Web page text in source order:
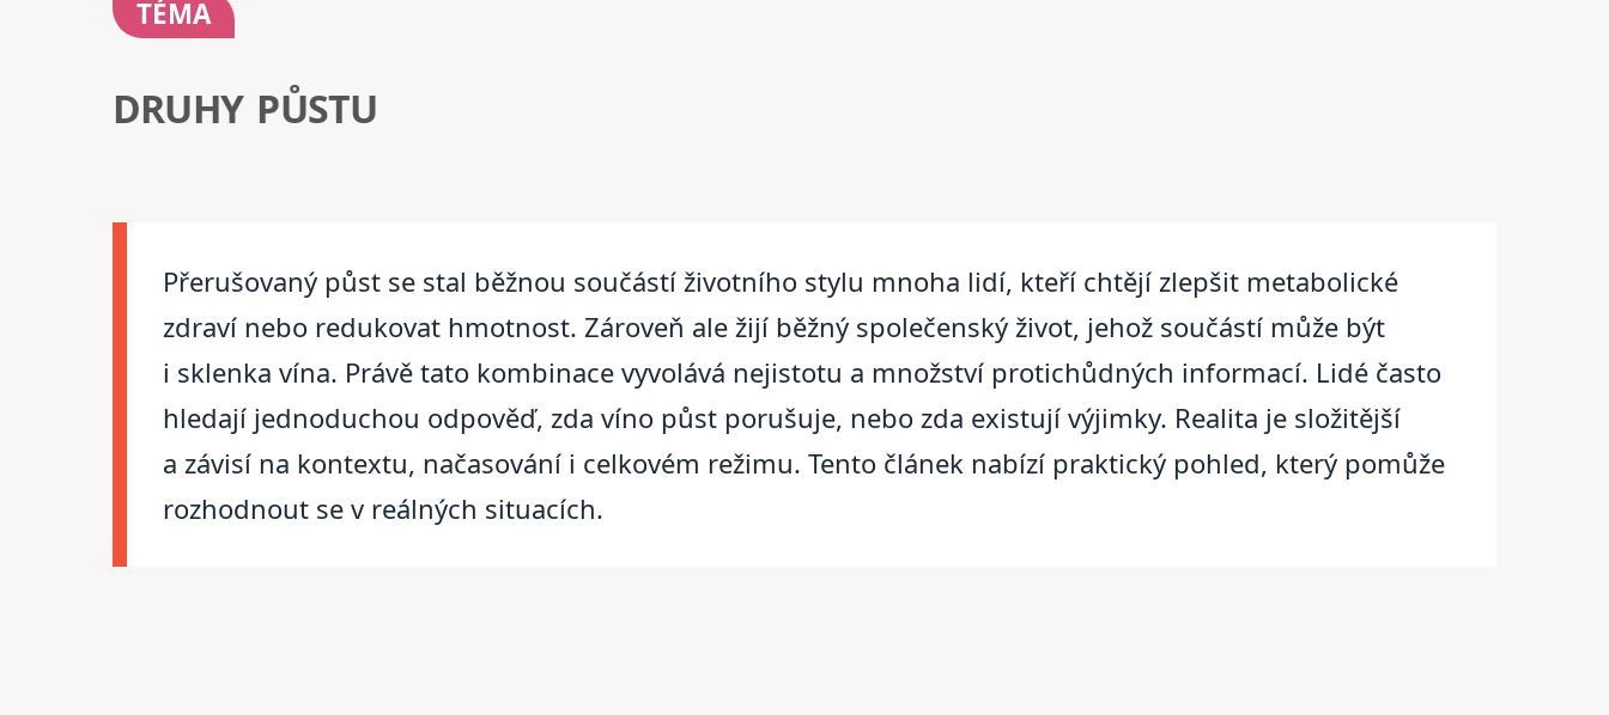
TÉMA
DRUHY PŮSTU
Přerušovaný půst se stal běžnou součástí životního stylu mnoha lidí, kteří chtějí zlepšit metabolické
zdraví nebo redukovat hmotnost. Zároveň ale žijí běžný společenský život, jehož součástí může být
i sklenka vína. Právě tato kombinace vyvolává nejistotu a množství protichůdných informací. Lidé často
hledají jednoduchou odpověď, zda víno půst porušuje, nebo zda existují výjimky. Realita je složitější
a závisí na kontextu, načasování i celkovém režimu. Tento článek nabízí praktický pohled, který pomůže
rozhodnout se v reálných situacích.